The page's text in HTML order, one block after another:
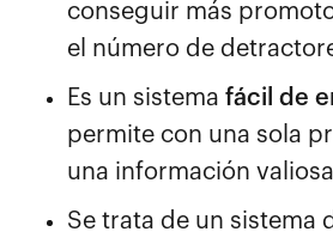
conseguir más
el número de
Es un sistema fácil de
permite con una sola
una información
Se trata de un sistema